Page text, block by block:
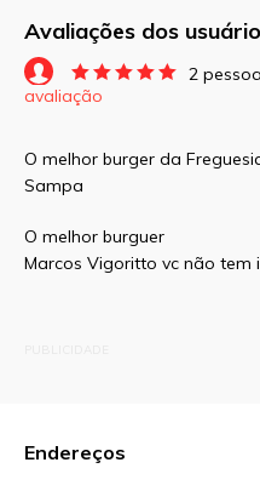
Avaliações dos
2
avaliação
Campos
O melhor burger da
Sampa
O melhor burguer
Marcos Vigoritto vc não tem
Endereços